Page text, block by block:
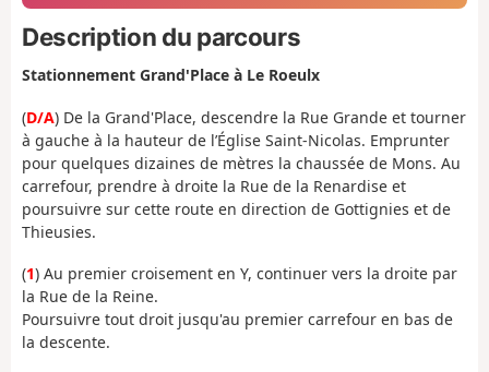
Description du parcours
Stationnement Grand'Place à Le Roeulx
(D/A) De la Grand'Place, descendre la Rue Grande et tourner
à gauche à la hauteur de l’Église Saint-Nicolas. Emprunter
pour quelques dizaines de mètres la chaussée de Mons. Au
carrefour, prendre à droite la Rue de la Renardise et
poursuivre sur cette route en direction de Gottignies et de
Thieusies.
(1) Au premier croisement en Y, continuer vers la droite par
la Rue de la Reine.
Poursuivre tout droit jusqu'au premier carrefour en bas de
la descente.